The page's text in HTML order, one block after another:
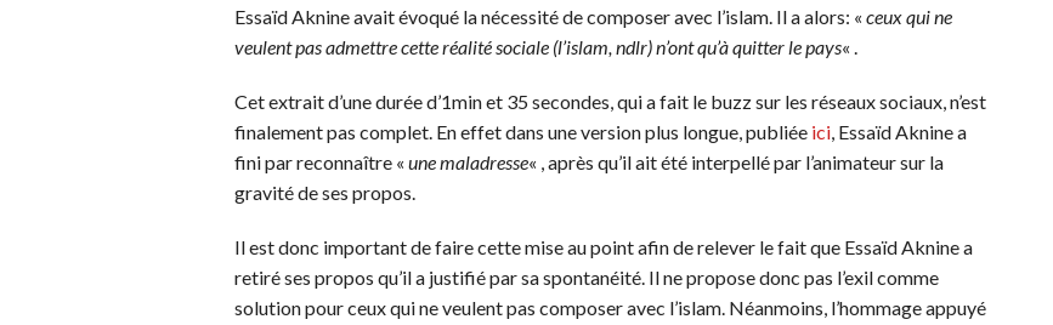
Essaïd Aknine avait évoqué la nécessité de composer avec l’islam. Il a alors: «ceux qui ne
veulent pas admettre cette réalité sociale (l’islam, ndlr) n’ont qu’à quitter le pays« .
Cet extrait d’une durée d’1min et 35 secondes, qui a fait le buzz sur les réseaux sociaux, n’est
finalement pas complet. En effet dans une version plus longue, publiée ici, Essaïd Aknine a
fini par reconnaître «une maladresse« , après qu’il ait été interpellé par l’animateur sur la
gravité de ses propos.
Il est donc important de faire cette mise au point afin de relever le fait que Essaïd Aknine a
retiré ses propos qu’il a justifié par sa spontanéité. Il ne propose donc pas l’exil comme
solution pour ceux qui ne veulent pas composer avec l’islam. Néanmoins, l’hommage appuyé